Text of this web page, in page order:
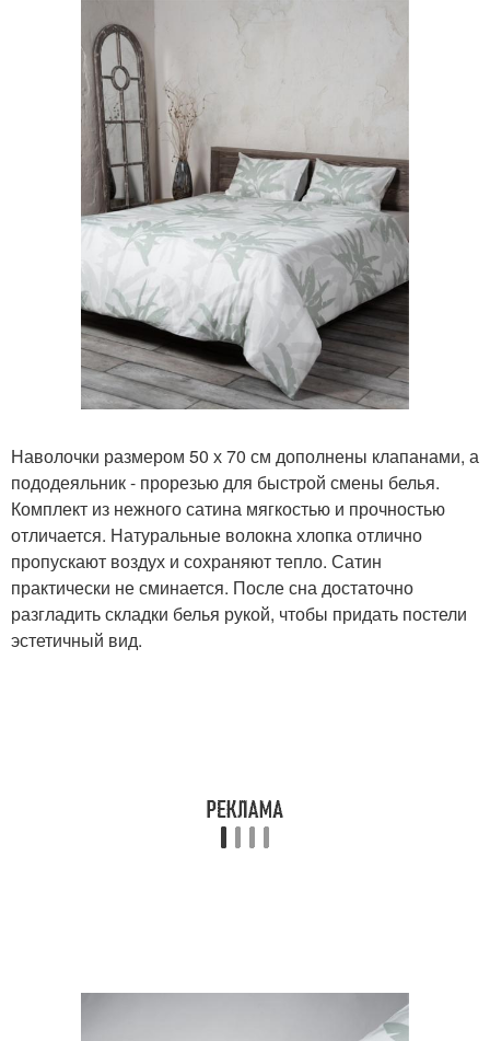
Наволочки размером 50 х 70 см дополнены клапанами, а
пододеяльник - прорезью для быстрой смены белья.
Комплект из нежного сатина мягкостью и прочностью
отличается. Натуральные волокна хлопка отлично
пропускают воздух и сохраняют тепло. Сатин
практически не сминается. После сна достаточно
разгладить складки белья рукой, чтобы придать постели
эстетичный вид.